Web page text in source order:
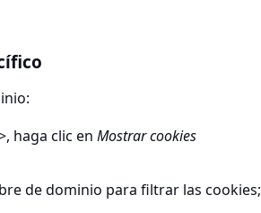
, haga clic enMostrar cookies
de dominio para filtrar las cookies;